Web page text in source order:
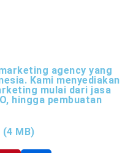
agency yang
Kami menyediakan
mulai dari jasa
hingga pembuatan
MB)